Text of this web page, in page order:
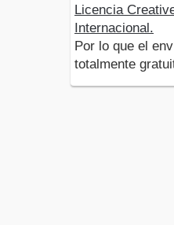
Licencia
Internacional.
Por lo que el
totalmente